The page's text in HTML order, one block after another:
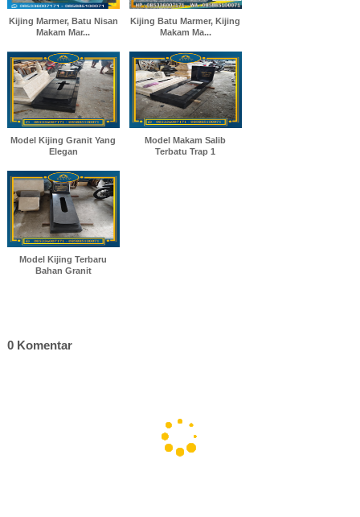
Kijing Marmer, Batu Nisan
Makam Mar...
Kijing Batu Marmer, Kijing
Makam Ma...
Model Kijing Granit Yang
Elegan
Model Makam Salib
Terbatu Trap 1
Model Kijing Terbaru
Bahan Granit
0 Komentar